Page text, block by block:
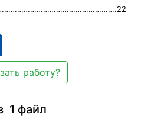
работу?
1 файл